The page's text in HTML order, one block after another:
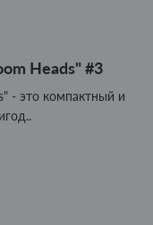
Heads" #3
- это компактный и